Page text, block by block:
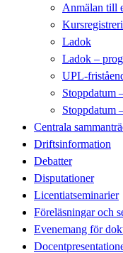
Anmälan till
Ladok
Ladok –
UPL-
Stoppdatum
Stoppdatum
Centrala
Driftsinformation
Debatter
Disputationer
Licentiatseminarier
Föreläsningar och
Evenemang för